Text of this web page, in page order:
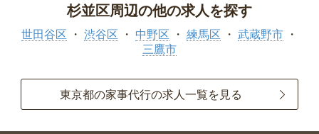
杉並区周辺の他の求人を探す
世田谷区 渋谷区 中野区 練馬区
武蔵野市
三鷹市
東京都の家事代行の求人一覧を見る